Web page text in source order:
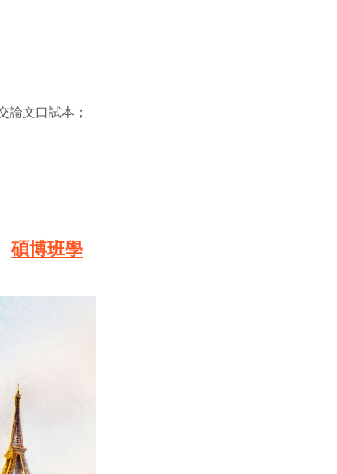
論文口試本；
碩博班學